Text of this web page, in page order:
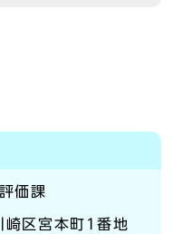
価課
区宮本町1番地